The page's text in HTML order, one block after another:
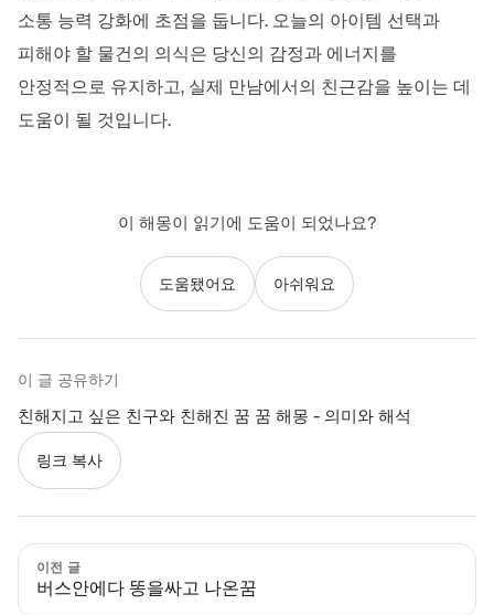
소통 능력 강화에 초점을 둡니다. 오늘의 아이템 선택과
피해야 할 물건의 의식은 당신의 감정과 에너지를
안정적으로 유지하고, 실제 만남에서의 친근감을 높이는 데
도움이 될 것입니다.
이 해몽이 읽기에 도움이 되었나요?
도움됐어요 아쉬워요
이 글 공유하기
친해지고 싶은 친구와 친해진 꿈 꿈 해몽 - 의미와 해석
링크 복사
이전 글
버스안에다 똥을싸고 나온꿈